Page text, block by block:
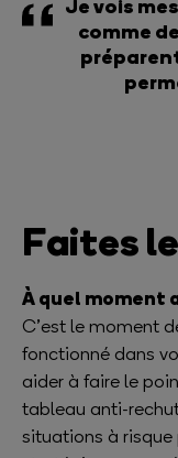
Je vois
comme
Faites
À quel moment
C’est le moment
fonctionné dans
aider à faire le
tableau anti-
situations à risque